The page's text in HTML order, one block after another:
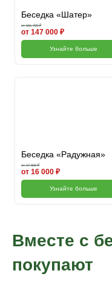
Беседка «Шатер»
от 161 700 ₽
от 147 000 ₽
Узнайте больше
Беседка «Радужная»
от 17 600 ₽
от 16 000 ₽
Узнайте больше
Вместе с
покупают